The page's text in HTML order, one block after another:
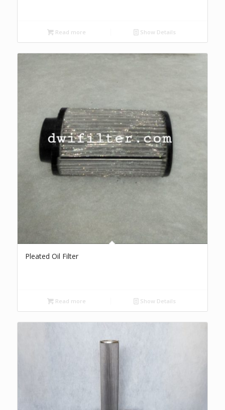
Read more Show Details
Pleated Oil Filter
Read more Show Details